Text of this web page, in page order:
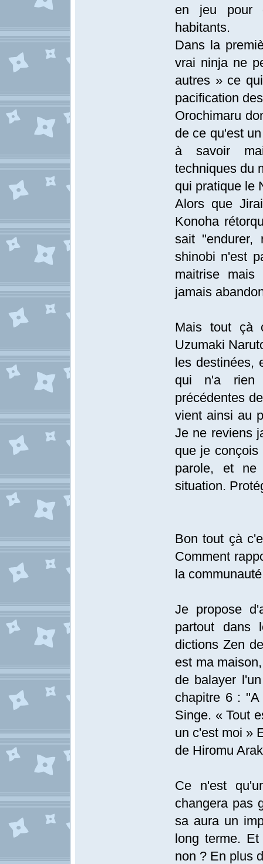
en jeu pour
habitants.
Dans la
vrai ninja ne
autres » ce
pacification
Orochimaru
de ce qu'est
à savoir
techniques du
qui pratique le
Alors que
Konoha
sait ''endurer,
shinobi n'est
maitrise
jamais
Mais tout çà
Uzumaki
les destinées,
qui n'a rien
précédentes
vient ainsi au
Je ne reviens
que je
parole, et ne
situation.
Bon tout çà
Comment
la
Je propose
partout dans
dictions Zen
est ma
de balayer
chapitre 6 :
Singe. « Tout
un c'est moi »
de Hiromu
Ce n'est
changera pas
sa aura un
long terme.
non ? En plus